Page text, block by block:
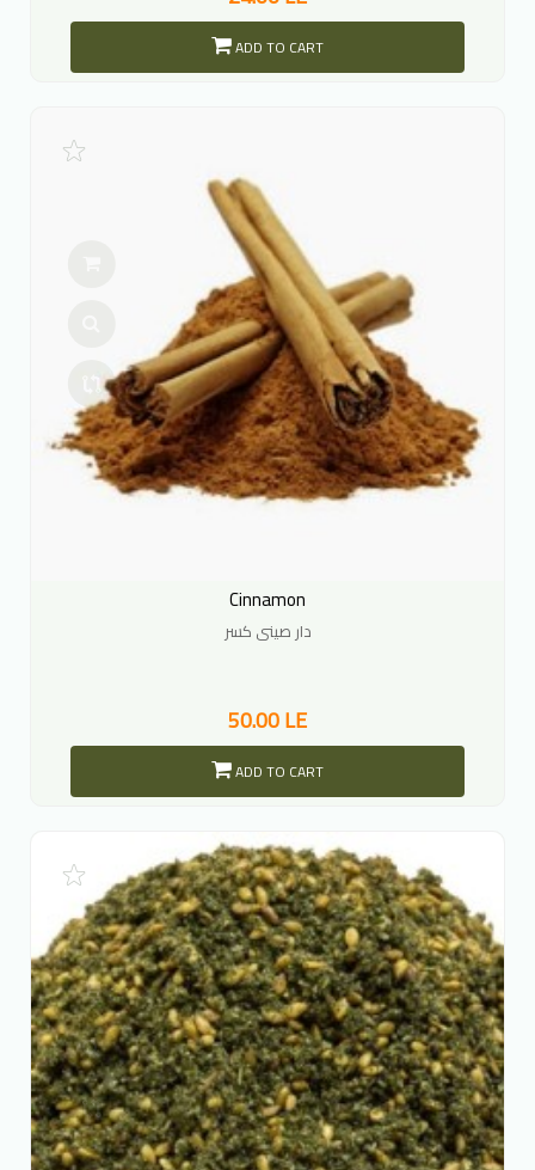
ADD TO CART
Cinnamon
دار صينى كسر
50.00 LE
ADD TO CART